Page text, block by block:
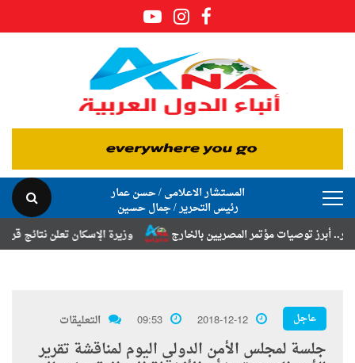
المستشار الاعلامى / حسن عمار
رئيس التحرير / جمال حسين
وزيرة الإسكان تعلن نتائج قرعة
مؤتمر المصريين بالخارج
عاجل 2018-12-12
09:53 التعليقات
جلسة لمجلس الأمن الدولي اليوم لمناقشة تقرير